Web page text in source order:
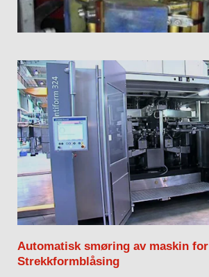
Automatisk smøring av maskin for
Strekkformblåsing